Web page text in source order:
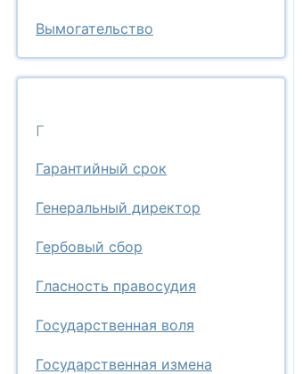
Вымогательство
Г
Гарантийный срок
Генеральный директор
Гербовый сбор
Гласность правосудия
Государственная воля
Государственная измена